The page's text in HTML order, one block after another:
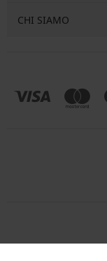
CHI SIAMO